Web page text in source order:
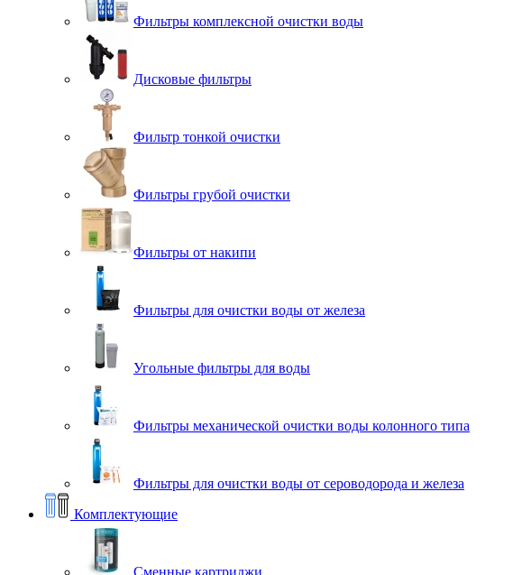
Фильтры комплексной очистки воды
Дисковые фильтры
Фильтр тонкой очистки
Фильтры грубой очистки
Фильтры от накипи
Фильтры для очистки воды от железа
Угольные фильтры для воды
Фильтры механической очистки воды колонного типа
Фильтры для очистки воды от сероводорода и железа
Комплектующие
Сменные картриджи